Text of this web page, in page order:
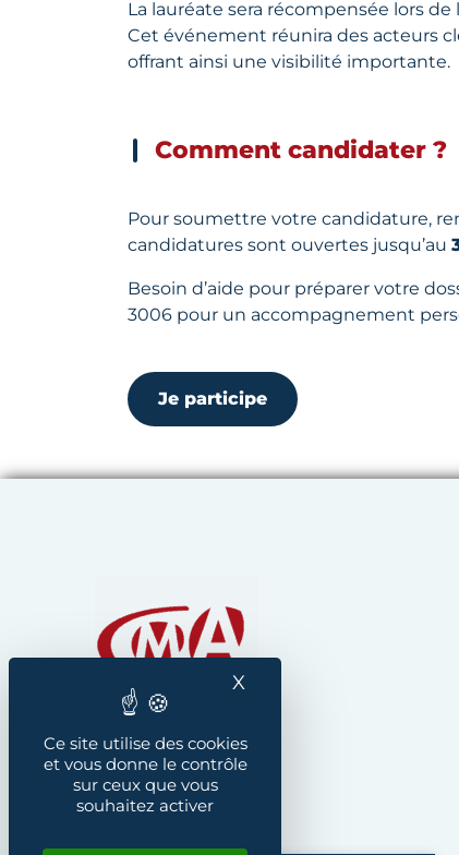
Ce site utilise des cookies
et vous donne le contrôle
sur ceux que vous
souhaitez activer
X Masquer le bandeau
La lauréate sera récompensée lors
Cet événement réunira des acteurs
offrant ainsi une visibilité importante.
Comment candidater ?
Pour soumettre votre candidature,
candidatures sont ouvertes jusqu’au
Besoin d’aide pour préparer votre
3006 pour un accompagnement
Je participe
Chambre de
Instagram